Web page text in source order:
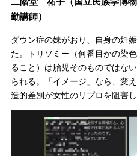
勤講師）
ダウン症の妹がおり、自身の妊
た。トリソミー（何番目かの染
ること）は胎児そのものではな
られる。「イメージ」なら、変
造的差別が女性のリプロを阻害し